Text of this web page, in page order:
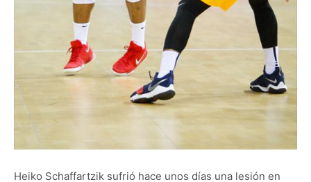
Heiko Schaffartzik sufrió hace unos días una lesión en